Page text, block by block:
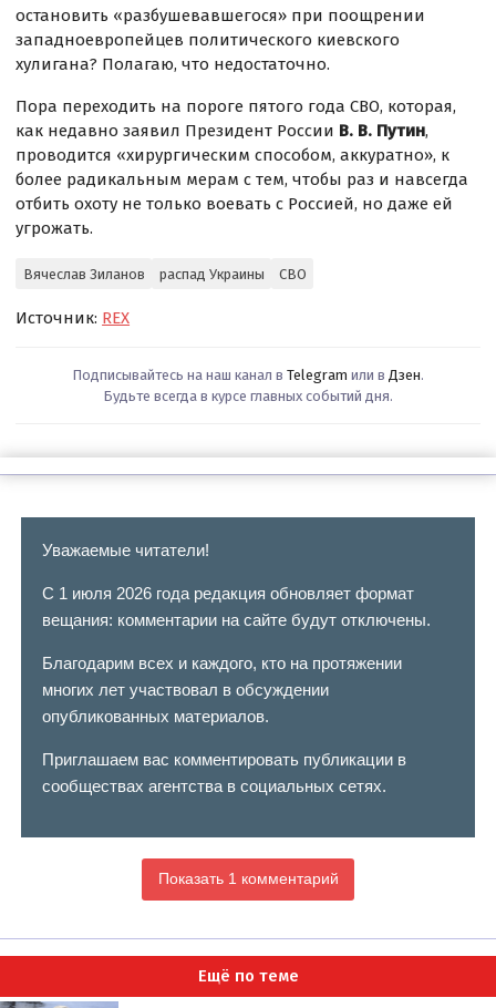
остановить «разбушевавшегося» при поощрении
западноевропейцев политического киевского
хулигана? Полагаю, что недостаточно.
Пора переходить на пороге пятого года СВО, которая,
как недавно заявил Президент России В. В. Путин,
проводится «хирургическим способом, аккуратно», к
более радикальным мерам с тем, чтобы раз и навсегда
отбить охоту не только воевать с Россией, но даже ей
угрожать.
Вячеслав Зиланов распад Украины СВО
Источник: REX
Подписывайтесь на наш канал в Telegram или в Дзен.
Будьте всегда в курсе главных событий дня.
Уважаемые читатели!
С 1 июля 2026 года редакция обновляет формат
вещания: комментарии на сайте будут отключены.
Благодарим всех и каждого, кто на протяжении
многих лет участвовал в обсуждении
опубликованных материалов.
Приглашаем вас комментировать публикации в
сообществах агентства в социальных сетях.
Показать 1 комментарий
Ещё по теме